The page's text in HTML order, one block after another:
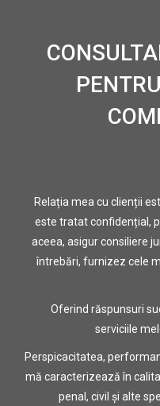
Relația mea cu clienții
este tratat confidențial,
aceea, asigur consiliere
întrebări, furnizez cele
Oferind răspunsuri
serviciile
Perspicacitatea,
mă caracterizează în
penal, civil și alte